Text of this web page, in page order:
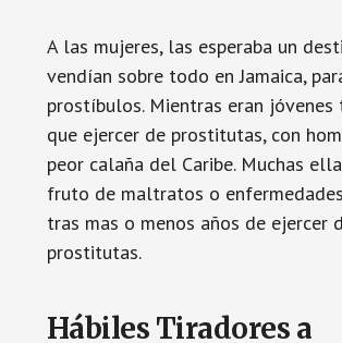
A las mujeres, las esperaba un
vendían sobre todo en Jamaica,
prostíbulos. Mientras eran jóvenes
que ejercer de prostitutas, con
peor calaña del Caribe. Muchas
fruto de maltratos o
tras mas o menos años de ejercer
prostitutas.
Hábiles Tiradores a